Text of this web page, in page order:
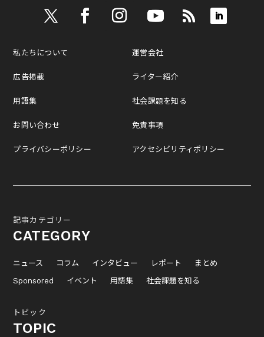
私たちについて
広告掲載
用語集
お問い合わせ
プライバシーポリシー
運営会社
ライター紹介
社会課題を知る
免責事項
アクセシビリティポリシー
記事カテゴリー
CATEGORY
ニュース コラム インタビュー レポート
まとめ
Sponsored
イベント 用語集 社会課題を知る
トピック
TOPIC